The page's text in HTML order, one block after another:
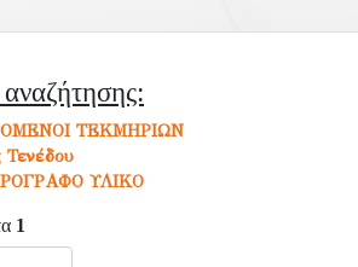
ΤΕΚΜΗΡΙΩΝ
Τενέδου
ΥΛΙΚΟ
1